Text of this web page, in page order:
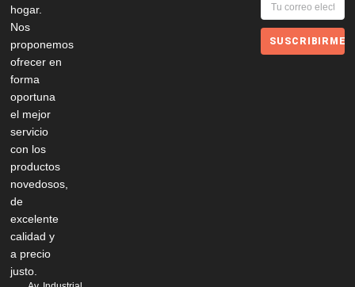
hogar.
Nos
proponemos
ofrecer en
forma
oportuna
el mejor
servicio
con los
productos
novedosos,
de
excelente
calidad y
a precio
justo.
SUSCRIBIRME